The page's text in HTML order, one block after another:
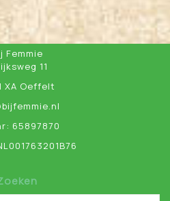
Femmie
11
XA Oeffelt
65897870